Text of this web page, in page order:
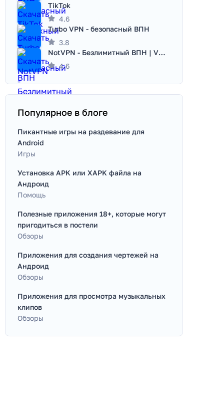
TikTok
4.6
Turbo VPN - безопасный ВПН
3.8
NotVPN - Безлимитный ВПН | VPN
4.6
Популярное в блоге
Пикантные игры на раздевание для
Android
Игры
Установка APK или XAPK файла на
Андроид
Помощь
Полезные приложения 18+, которые могут
пригодиться в постели
Обзоры
Приложения для создания чертежей на
Андроид
Обзоры
Приложения для просмотра музыкальных
клипов
Обзоры